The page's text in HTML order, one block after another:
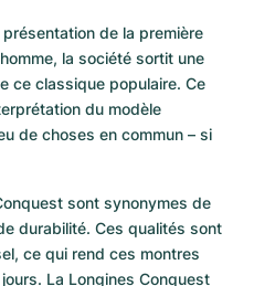
de la première
la société sortit une
ce classique populaire. Ce
du modèle
de choses en commun – si
sont synonymes de
durabilité. Ces qualités sont
ce qui rend ces montres
La Longines Conquest